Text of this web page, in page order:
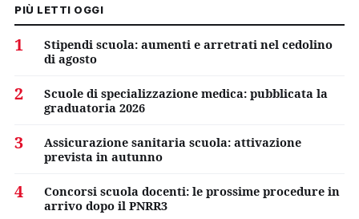
PIÙ LETTI OGGI
1
Stipendi scuola: aumenti e arretrati nel cedolino
di agosto
2
Scuole di specializzazione medica: pubblicata la
graduatoria 2026
3
Assicurazione sanitaria scuola: attivazione
prevista in autunno
4
Concorsi scuola docenti: le prossime procedure in
arrivo dopo il PNRR3